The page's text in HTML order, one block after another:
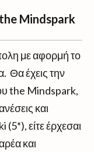
Mindspark
με αφορμή το
Θα έχεις την
the Mindspark,
και
είτε έρχεσαι
και